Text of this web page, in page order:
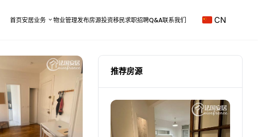
首页安居业务 物业管理发布房源投资移民求职招聘Q&A联系我们 CN
推荐房源